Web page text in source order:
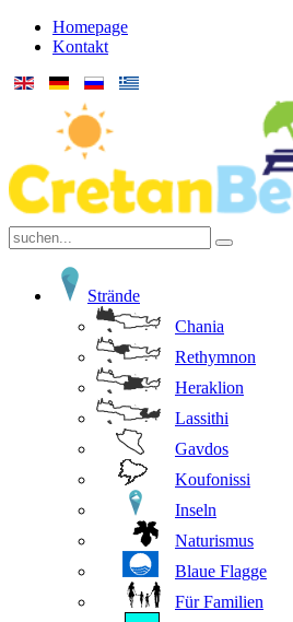
Homepage
Kontakt
Strände
Chania
Rethymnon
Heraklion
Lassithi
Gavdos
Koufonissi
Inseln
Naturismus
Blaue Flagge
Für Familien